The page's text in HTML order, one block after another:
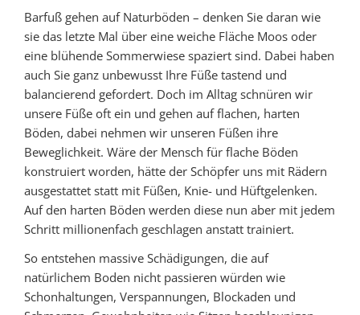
Barfuß gehen auf Naturböden – denken Sie daran wie
sie das letzte Mal über eine weiche Fläche Moos oder
eine blühende Sommerwiese spaziert sind. Dabei haben
auch Sie ganz unbewusst Ihre Füße tastend und
balancierend gefordert. Doch im Alltag schnüren wir
unsere Füße oft ein und gehen auf flachen, harten
Böden, dabei nehmen wir unseren Füßen ihre
Beweglichkeit. Wäre der Mensch für flache Böden
konstruiert worden, hätte der Schöpfer uns mit Rädern
ausgestattet statt mit Füßen, Knie- und Hüftgelenken.
Auf den harten Böden werden diese nun aber mit jedem
Schritt millionenfach geschlagen anstatt trainiert.
So entstehen massive Schädigungen, die auf
natürlichem Boden nicht passieren würden wie
Schonhaltungen, Verspannungen, Blockaden und